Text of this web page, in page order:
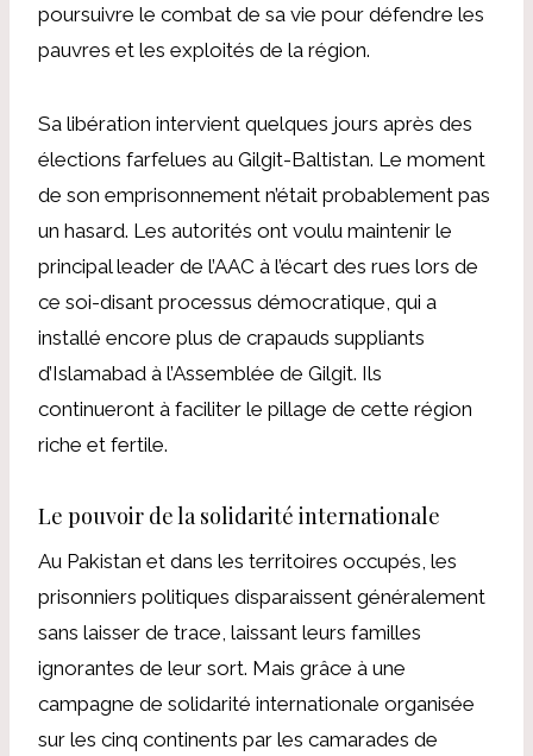
poursuivre le combat de sa vie pour défendre les
pauvres et les exploités de la région.
Sa libération intervient quelques jours après des
élections farfelues au Gilgit-Baltistan. Le moment
de son emprisonnement n’était probablement pas
un hasard. Les autorités ont voulu maintenir le
principal leader de l’AAC à l’écart des rues lors de
ce soi-disant processus démocratique, qui a
installé encore plus de crapauds suppliants
d’Islamabad à l’Assemblée de Gilgit. Ils
continueront à faciliter le pillage de cette région
riche et fertile.
Le pouvoir de la solidarité internationale
Au Pakistan et dans les territoires occupés, les
prisonniers politiques disparaissent généralement
sans laisser de trace, laissant leurs familles
ignorantes de leur sort. Mais grâce à une
campagne de solidarité internationale organisée
sur les cinq continents par les camarades de